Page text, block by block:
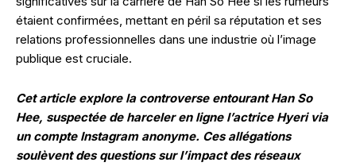
étaient confirmées, mettant en péril sa réputation et ses
relations professionnelles dans une industrie où l’image
publique est cruciale.
Cet article explore la controverse entourant Han So
Hee, suspectée de harceler en ligne l’actrice Hyeri via
un compte Instagram anonyme. Ces allégations
soulèvent des questions sur l’impact des réseaux